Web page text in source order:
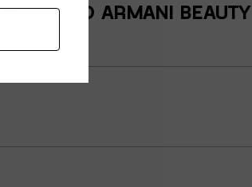
GIORGIO ARMANI BEAUTY